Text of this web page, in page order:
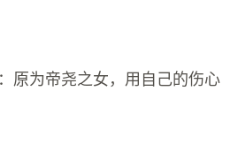
原为帝尧之女，用自己的伤心